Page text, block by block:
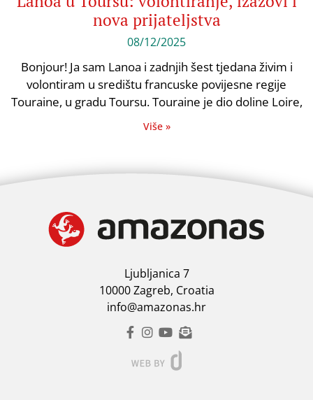
nova prijateljstva
08/12/2025
Bonjour! Ja sam Lanoa i zadnjih šest tjedana živim i
volontiram u središtu francuske povijesne regije
Touraine, u gradu Toursu. Touraine je dio doline Loire,
Više »
Ljubljanica 7
10000 Zagreb, Croatia
info@amazonas.hr